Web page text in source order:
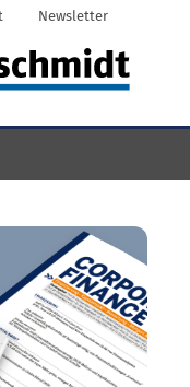
Newsletter